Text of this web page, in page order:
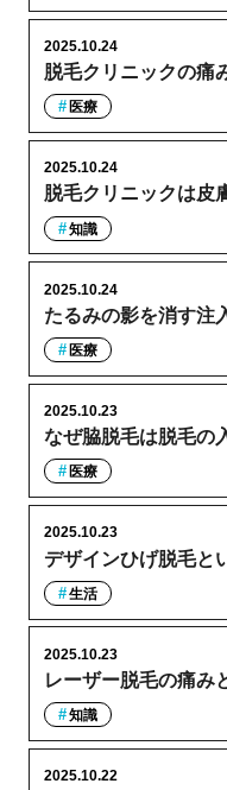
脱毛クリニックの痛
2025.10.24
医療
脱毛クリニックは皮
2025.10.24
知識
たるみの影を消す注
2025.10.24
医療
なぜ脇脱毛は脱毛の
2025.10.23
医療
デザインひげ脱毛と
2025.10.23
生活
レーザー脱毛の痛み
2025.10.23
知識
2025.10.22